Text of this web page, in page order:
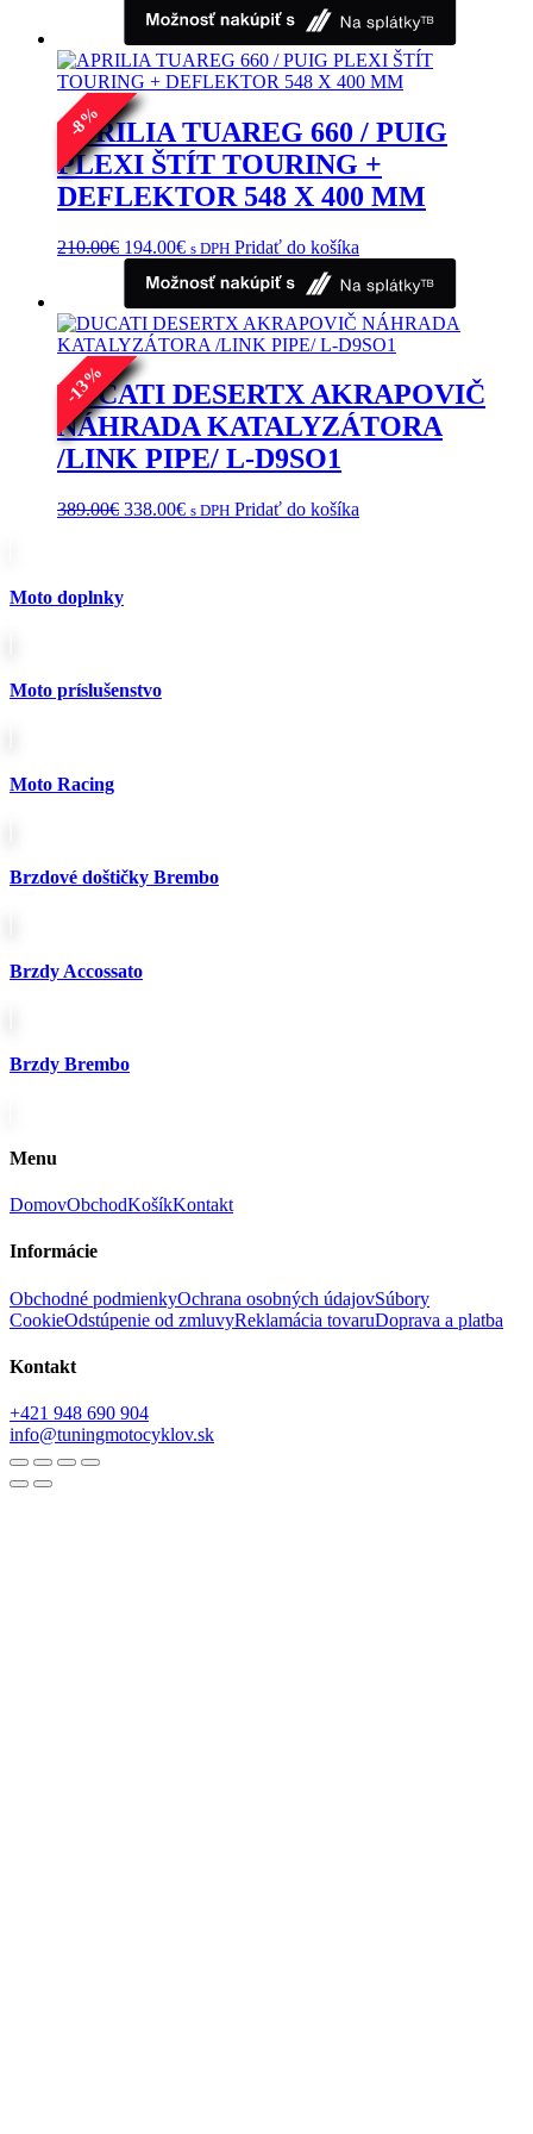
254.00€
through
274.00€
má
viacero
variantov.
Možnosti
môžete
vybrať
na
stránke
-
8
%
APRILIA TUAREG 660 / PUIG
PLEXI ŠTÍT TOURING +
DEFLEKTOR 548 X 400 MM
210.00€ Pôvodná
cena
bola:
210.00€.
194.00€Aktuálna
je:
194.00€.
s DPH Pridať do košíka
-
13
%
DUCATI DESERTX AKRAPOVIČ
NÁHRADA KATALYZÁTORA
/LINK PIPE/ L-D9SO1
389.00€ Pôvodná
338.00€Aktuálna
s DPH Pridať do košíka
Moto doplnky
Moto príslušenstvo
Moto Racing
Brzdové doštičky Brembo
Brzdy Accossato
Brzdy Brembo
Menu
DomovObchodKošíkKontakt
Informácie
Obchodné podmienkyOchrana osobných údajovSúbory
CookieOdstúpenie od zmluvyReklamácia tovaruDoprava a platba
Kontakt
+421 948 690 904
info@tuningmotocyklov.sk